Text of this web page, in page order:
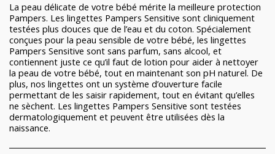
La peau délicate de votre bébé mérite la meilleure protection
Pampers. Les lingettes Pampers Sensitive sont cliniquement
testées plus douces que de l’eau et du coton. Spécialement
conçues pour la peau sensible de votre bébé, les lingettes
Pampers Sensitive sont sans parfum, sans alcool, et
contiennent juste ce qu’il faut de lotion pour aider à nettoyer
la peau de votre bébé, tout en maintenant son pH naturel. De
plus, nos lingettes ont un système d’ouverture facile
permettant de les saisir rapidement, tout en évitant qu’elles
ne sèchent. Les lingettes Pampers Sensitive sont testées
dermatologiquement et peuvent être utilisées dès la
naissance.